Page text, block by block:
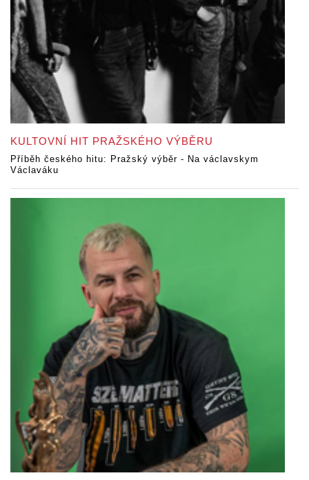
KULTOVNÍ HIT PRAŽSKÉHO VÝBĚRU
Příběh českého hitu: Pražský výběr - Na václavskym
Václaváku